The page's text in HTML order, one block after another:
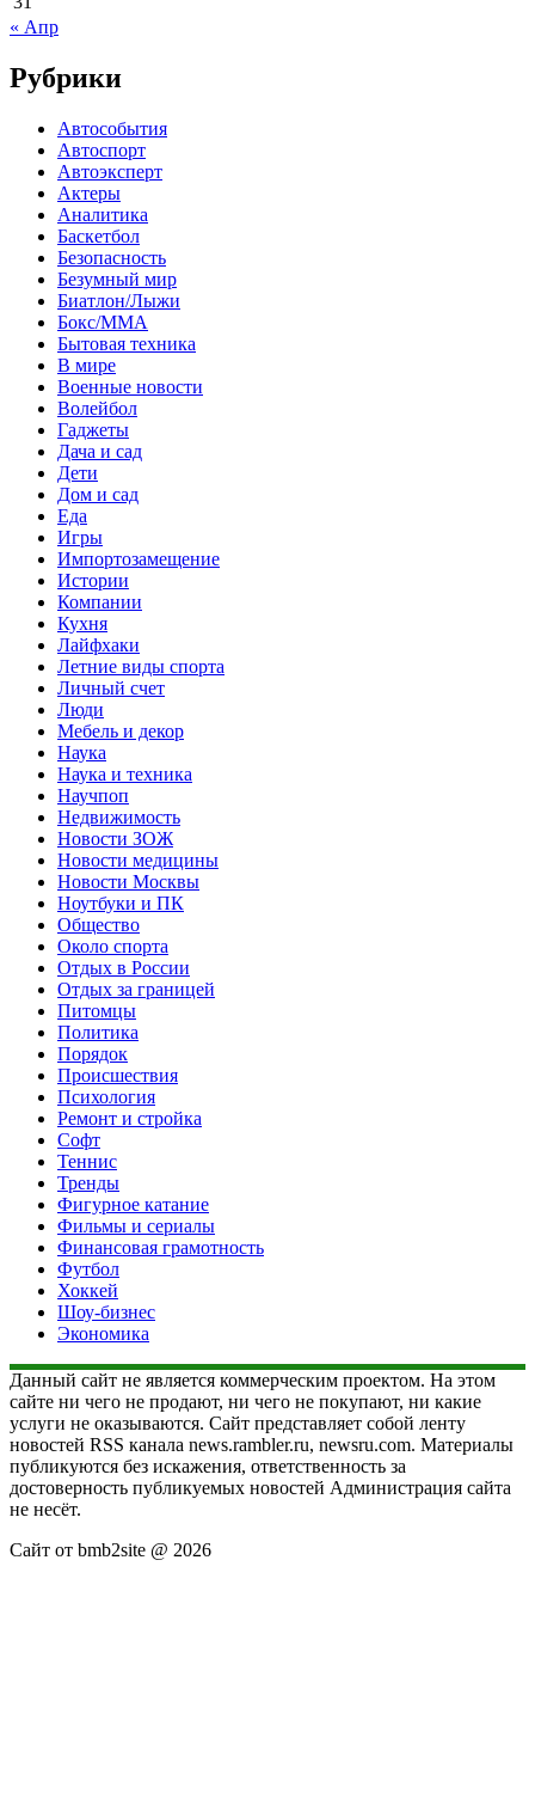
« Апр
Рубрики
Автособытия
Автоспорт
Автоэксперт
Актеры
Аналитика
Баскетбол
Безопасность
Безумный мир
Биатлон/Лыжи
Бокс/MMA
Бытовая техника
В мире
Военные новости
Волейбол
Гаджеты
Дача и сад
Дети
Дом и сад
Еда
Игры
Импортозамещение
Истории
Компании
Кухня
Лайфхаки
Летние виды спорта
Личный счет
Люди
Мебель и декор
Наука
Наука и техника
Научпоп
Недвижимость
Новости ЗОЖ
Новости медицины
Новости Москвы
Ноутбуки и ПК
Общество
Около спорта
Отдых в России
Отдых за границей
Питомцы
Политика
Порядок
Происшествия
Психология
Ремонт и стройка
Софт
Теннис
Тренды
Фигурное катание
Фильмы и сериалы
Финансовая грамотность
Футбол
Хоккей
Шоу-бизнес
Экономика
Данный сайт не является коммерческим проектом. На этом
сайте ни чего не продают, ни чего не покупают, ни какие
услуги не оказываются. Сайт представляет собой ленту
новостей RSS канала news.rambler.ru, newsru.com. Материалы
публикуются без искажения, ответственность за
достоверность публикуемых новостей Администрация сайта
не несёт.
Сайт от bmb2site @ 2026